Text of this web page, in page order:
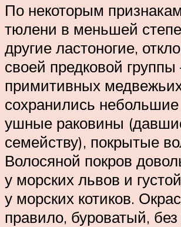
По некоторым
тюлени в меньшей
другие ластоногие,
своей предковой
примитивных
сохранились
ушные раковины
семейству), покрытые
Волосяной покров
у морских львов и
у морских котиков.
правило, буроватый,